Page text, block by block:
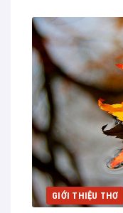
GIỚI THIỆU THƠ